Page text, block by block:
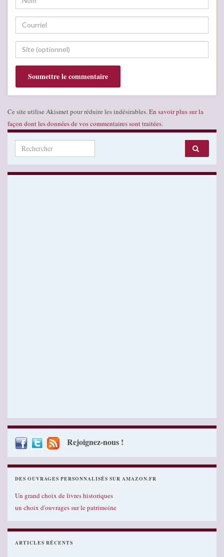
Ce site utilise Akismet pour réduire les indésirables. En savoir plus sur la
façon dont les données de vos commentaires sont traitées.
Search for:
Rejoignez-nous !
DES OUVRAGES PERSONNALISÉS SUR AMAZON.FR
Un grand choix de livres historiques
un choix d'ouvrages sur le patrimoine
ARTICLES RÉCENTS